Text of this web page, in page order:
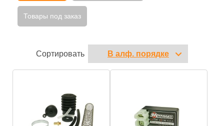
Товары под заказ
Сортировать